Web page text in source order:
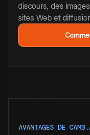
discours, des
sites Web et
AVANTAGES DE